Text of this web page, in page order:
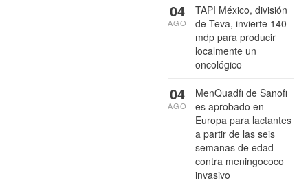
TAPI México, división
de Teva, invierte 140
mdp para producir
localmente un
oncológico
04
AGO
MenQuadfi de Sanofi
es aprobado en
Europa para lactantes
a partir de las seis
semanas de edad
contra meningococo
invasivo
04
AGO